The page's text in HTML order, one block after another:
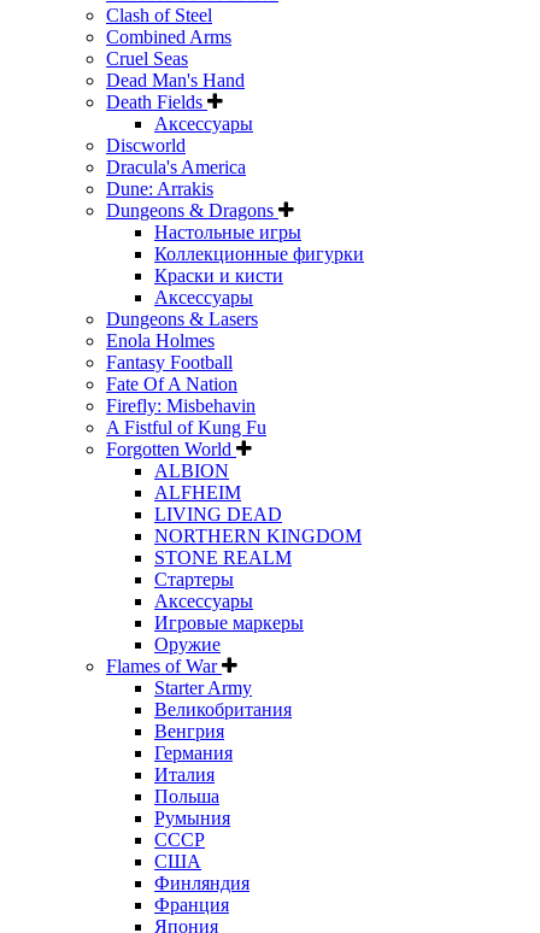
Clash of Steel
Combined Arms
Cruel Seas
Dead Man's Hand
Death Fields
Аксессуары
Discworld
Dracula's America
Dune: Arrakis
Dungeons & Dragons
Настольные игры
Коллекционные фигурки
Краски и кисти
Аксессуары
Dungeons & Lasers
Enola Holmes
Fantasy Football
Fate Of A Nation
Firefly: Misbehavin
A Fistful of Kung Fu
Forgotten World
ALBION
ALFHEIM
LIVING DEAD
NORTHERN KINGDOM
STONE REALM
Стартеры
Аксессуары
Игровые маркеры
Оружие
Flames of War
Starter Army
Великобритания
Венгрия
Германия
Италия
Польша
Румыния
СССР
США
Финляндия
Франция
Япония